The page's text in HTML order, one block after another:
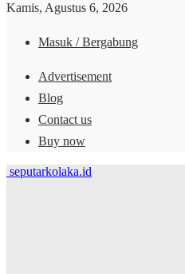
Kamis, Agustus 6, 2026
Masuk / Bergabung
Advertisement
Blog
Contact us
Buy now
seputarkolaka.id